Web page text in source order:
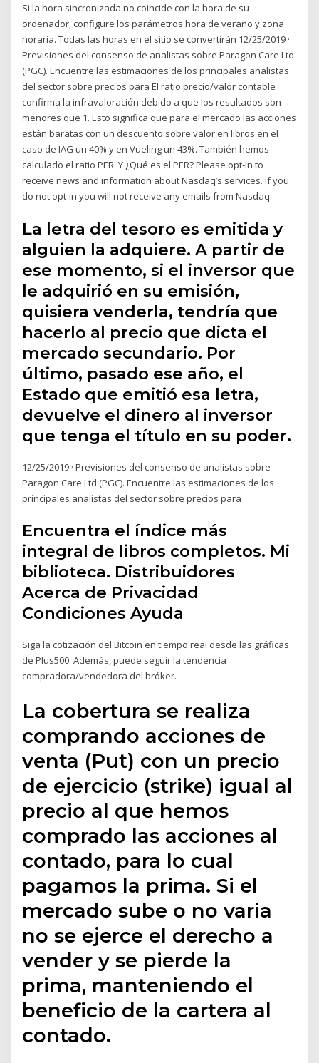
Si la hora sincronizada no coincide con la hora de su
ordenador, configure los parámetros hora de verano y zona
horaria. Todas las horas en el sitio se convertirán 12/25/2019 ·
Previsiones del consenso de analistas sobre Paragon Care Ltd
(PGC). Encuentre las estimaciones de los principales analistas
del sector sobre precios para El ratio precio/valor contable
confirma la infravaloración debido a que los resultados son
menores que 1. Esto significa que para el mercado las acciones
están baratas con un descuento sobre valor en libros en el
caso de IAG un 40% y en Vueling un 43%. También hemos
calculado el ratio PER. Y ¿Qué es el PER? Please opt-in to
receive news and information about Nasdaq’s services. If you
do not opt-in you will not receive any emails from Nasdaq.
La letra del tesoro es emitida y
alguien la adquiere. A partir de
ese momento, si el inversor que
le adquirió en su emisión,
quisiera venderla, tendría que
hacerlo al precio que dicta el
mercado secundario. Por
último, pasado ese año, el
Estado que emitió esa letra,
devuelve el dinero al inversor
que tenga el título en su poder.
12/25/2019 · Previsiones del consenso de analistas sobre
Paragon Care Ltd (PGC). Encuentre las estimaciones de los
principales analistas del sector sobre precios para
Encuentra el índice más
integral de libros completos. Mi
biblioteca. Distribuidores
Acerca de Privacidad
Condiciones Ayuda
Siga la cotización del Bitcoin en tiempo real desde las gráficas
de Plus500. Además, puede seguir la tendencia
compradora/vendedora del bróker.
La cobertura se realiza
comprando acciones de
venta (Put) con un precio
de ejercicio (strike) igual al
precio al que hemos
comprado las acciones al
contado, para lo cual
pagamos la prima. Si el
mercado sube o no varia
no se ejerce el derecho a
vender y se pierde la
prima, manteniendo el
beneficio de la cartera al
contado.